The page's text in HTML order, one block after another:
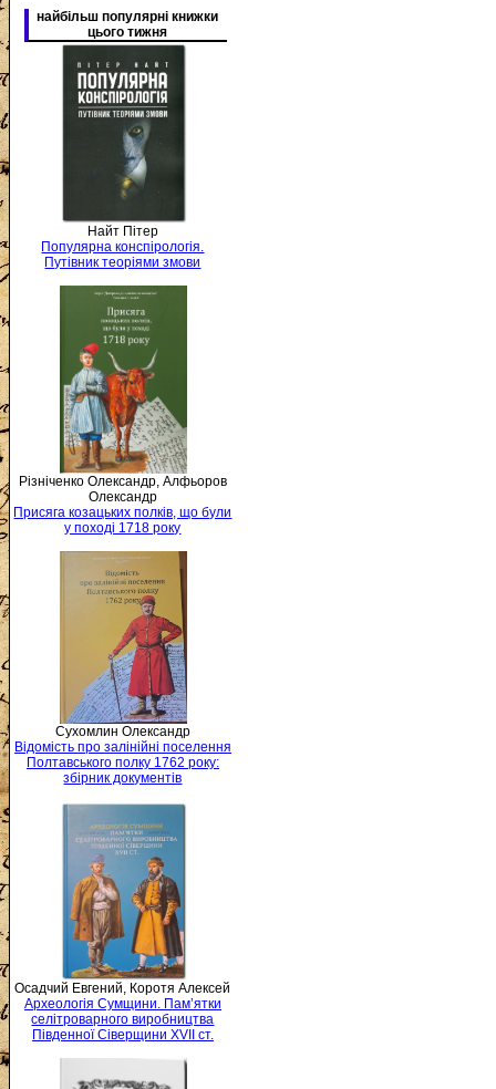
найбільш популярні книжки
цього тижня
Найт Пітер
Популярна конспірологія.
Путівник теоріями змови
Різніченко Олександр, Алфьоров
Олександр
Присяга козацьких полків, що були
у поході 1718 року
Сухомлин Олександр
Відомість про залінійні поселення
Полтавського полку 1762 року:
збірник документів
Осадчий Евгений, Коротя Алексей
Археологія Сумщини. Пам’ятки
селітроварного виробництва
Південної Сіверщини XVII ст.